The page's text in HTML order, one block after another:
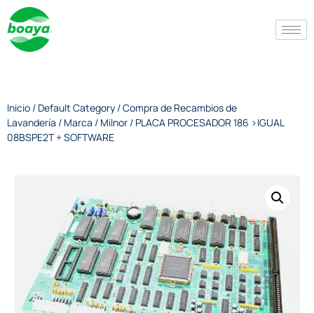
Inicio / Default Category /Compra de Recambios de
Lavandería / Marca / Milnor / PLACA PROCESADOR 186 >IGUAL
08BSPE2T + SOFTWARE